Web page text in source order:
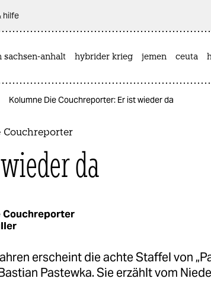
hilfe
sachsen-anhalt hybrider krieg jemen ceuta
Kolumne Die Couchreporter: Er ist wieder da
Couchreporter
da
Couchreporter
erscheint die achte Staffel von
Pastewka. Sie erzählt vom